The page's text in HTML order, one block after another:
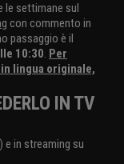
le settimane sul
con commento in
passaggio è il
10:30. Per
lingua originale,
IN TV
e in streaming su